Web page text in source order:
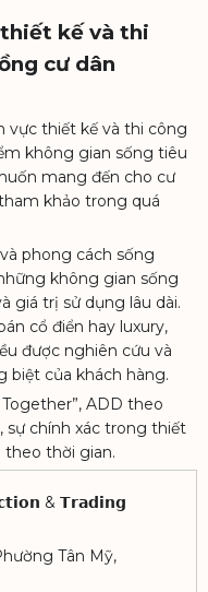
kế và thi
cư dân
vực thiết kế và thi công
không gian sống tiêu
mang đến cho cư
khảo trong quá
phong cách sống
không gian sống
giá trị sử dụng lâu dài.
cổ điển hay luxury,
được nghiên cứu và
biệt của khách hàng.
ADD theo
chính xác trong thiết
theo thời gian.
& 𝗧𝗿𝗮𝗱𝗶𝗻𝗴
Tân Mỹ,